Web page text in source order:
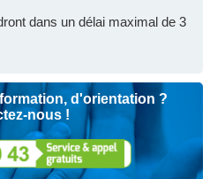
dans un délai maximal de 3
d'orientation ?
nous !